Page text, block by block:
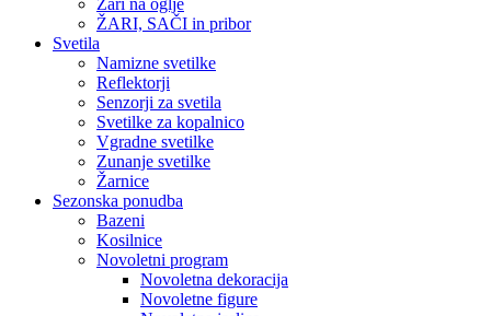
Žari na oglje
ŽARI, SAČI in pribor
Svetila
Namizne svetilke
Reflektorji
Senzorji za svetila
Svetilke za kopalnico
Vgradne svetilke
Zunanje svetilke
Žarnice
Sezonska ponudba
Bazeni
Kosilnice
Novoletni program
Novoletna dekoracija
Novoletne figure